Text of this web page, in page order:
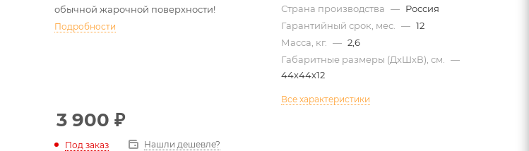
обычной жарочной поверхности!
Подробности
Страна производства — Россия
Гарантийный срок, мес.
— 12
Масса, кг.
— 2,6
Габаритные размеры (ДхШхВ), см.
—
44х44х12
Все характеристики
3 900 ₽
Под заказ Нашли дешевле?